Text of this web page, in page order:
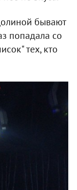
бывают
попадала со
тех, кто